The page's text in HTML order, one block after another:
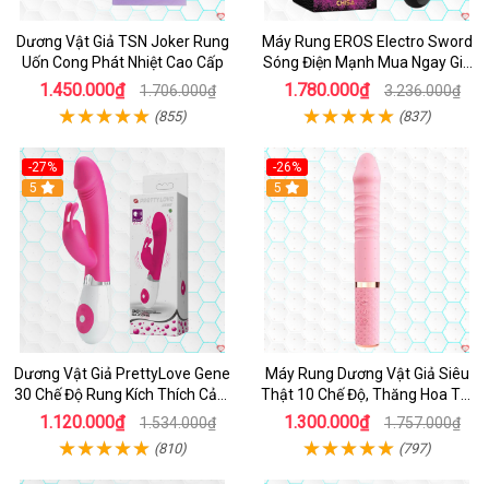
Dương Vật Giả TSN Joker Rung
Uốn Cong Phát Nhiệt Cao Cấp
1.450.000₫ 1.706.000₫
(855)
Máy Rung EROS Electro Sword
Sóng Điện Mạnh Mua Ngay Giá
Tốt
1.780.000₫ 3.236.000₫
(837)
-27%
Hot
5
Dương Vật Giả PrettyLove Gene
30 Chế Độ Rung Kích Thích Cảm
Biến Âm Thanh
1.120.000₫ 1.534.000₫
(810)
-26%
Hot
5
Máy Rung Dương Vật Giả Siêu
Thật 10 Chế Độ, Thăng Hoa Tối
Ưu
1.300.000₫ 1.757.000₫
(797)